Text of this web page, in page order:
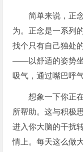
简单来说，正
为。正念是一系列
找个只有自己独处
——以舒适的姿势坐
吸气，通过嘴巴呼
想象一下你正
所帮助。这与积极
进入你大脑的干扰
情上。每天这么做